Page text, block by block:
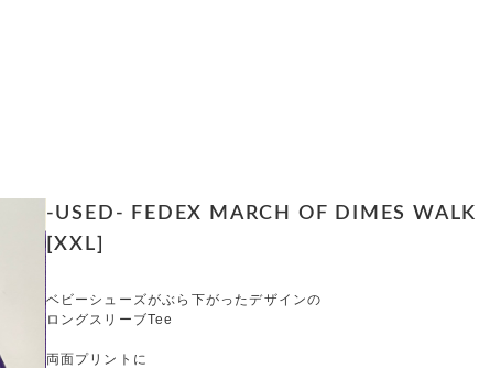
-USED- FEDEX MARCH OF DIMES
[XXL]
ベビーシューズがぶら下がったデザインの
ロングスリーブTee
両面プリントに